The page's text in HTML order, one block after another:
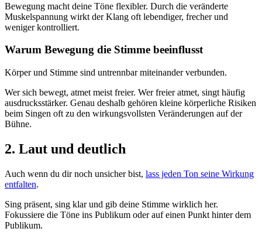
Bewegung macht deine Töne flexibler. Durch die veränderte
Muskelspannung wirkt der Klang oft lebendiger, frecher und
weniger kontrolliert.
Warum Bewegung die Stimme beeinflusst
Körper und Stimme sind untrennbar miteinander verbunden.
Wer sich bewegt, atmet meist freier. Wer freier atmet, singt häufig
ausdrucksstärker. Genau deshalb gehören kleine körperliche Risiken
beim Singen oft zu den wirkungsvollsten Veränderungen auf der
Bühne.
2. Laut und deutlich
Auch wenn du dir noch unsicher bist, lass jeden Ton seine Wirkung
entfalten.
Sing präsent, sing klar und gib deine Stimme wirklich her.
Fokussiere die Töne ins Publikum oder auf einen Punkt hinter dem
Publikum.